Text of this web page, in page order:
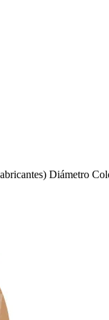
Diámetro